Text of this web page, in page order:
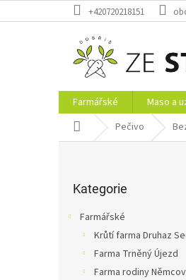
na
+420720218151
Farmářské Maso a
Domů Pečivo
kategorie
Kategorie
Farmářské
Krůtí farma Druhaz
Farma Trněný Újezd
Farma rodiny